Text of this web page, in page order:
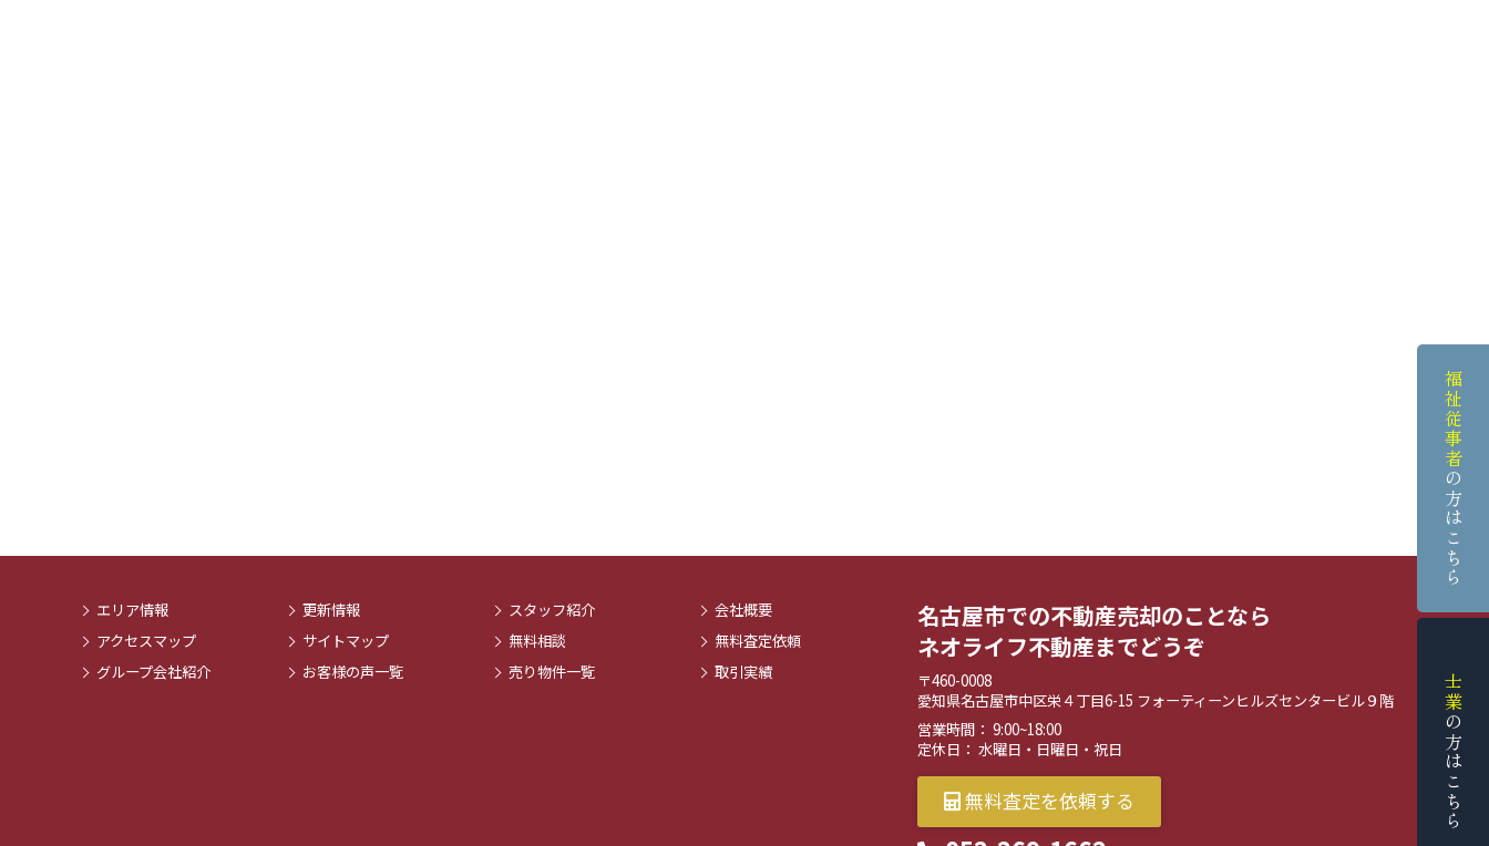
エリア情報
アクセスマップ
グループ会社紹介
更新情報
サイトマップ
お客様の声一覧
スタッフ紹介
無料相談
売り物件一覧
会社概要
無料査定依頼
取引実績
名古屋市での不動産売却のことなら
ネオライフ不動産までどうぞ
〒460-0008
愛知県名古屋市中区栄４丁目6-15 フォーティーンヒルズセンタービル９階
営業時間： 9:00~18:00
定休日： 水曜日・日曜日・祝日
無料査定を依頼する
福祉従事者
の方はこちら
士業
の方はこちら